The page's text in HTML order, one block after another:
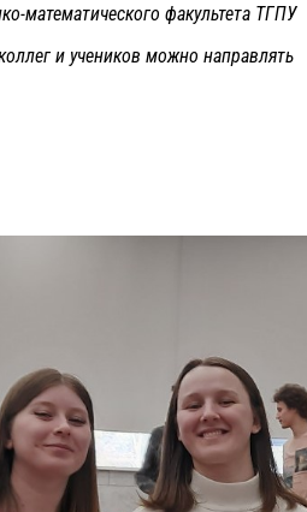
математического факультета ТГПУ
и учеников можно направлять